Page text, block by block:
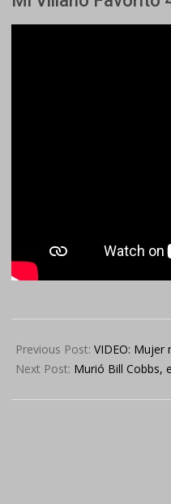
06-
27
Previous Post: VIDEO: Mujer
Next Post: Murió Bill Cobbs,